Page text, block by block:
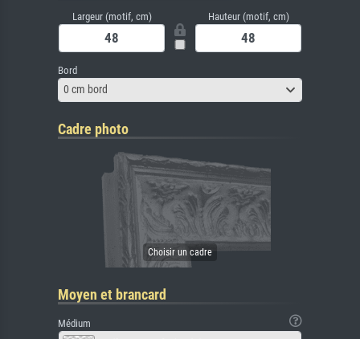
Largeur (motif, cm) Hauteur (motif, cm)
Bord
0 cm bord
Cadre photo
Moyen et brancard
Médium